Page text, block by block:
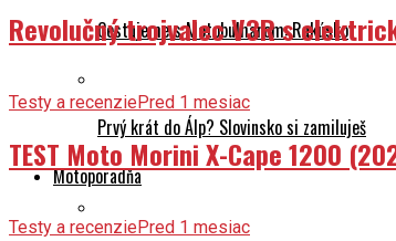
Cestujeme s Motobulharom: Rakúsko
Prvý krát do Álp? Slovinsko si zamiluješ
Motoporadňa
Revolučný trojvalec V3R s
Testy a recenziePred 1 mesiac
TEST Moto Morini X-Cape 1200
Testy a recenziePred 1 mesiac